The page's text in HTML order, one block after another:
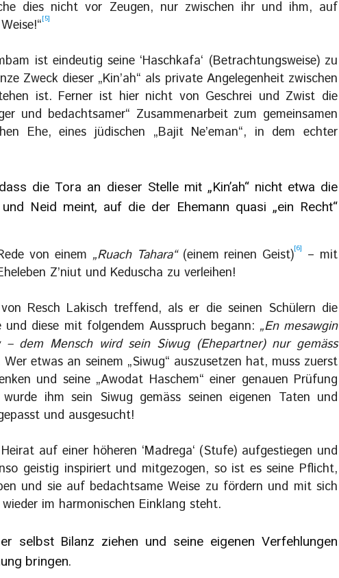
dies nicht vor Zeugen, nur zwischen ihr und ihm, auf
[5]
ist eindeutig seine ‘Haschkafa‘ (Betrachtungsweise) zu
Zweck dieser „Kin’ah“ als private Angelegenheit zwischen
ist. Ferner ist hier nicht von Geschrei und Zwist die
und bedachtsamer“ Zusammenarbeit zum gemeinsamen
Ehe, eines jüdischen „Bajit Ne’eman“, in dem echter
die Tora an dieser Stelle mit „Kin’ah“ nicht etwa die
Neid meint, auf die der Ehemann quasi „ein Recht“
von einem „Ruach Tahara“ (einem reinen Geist)[6]
– mit
Z’niut und Keduscha zu verleihen!
Resch Lakisch treffend, als er die seinen Schülern die
und diese mit folgendem Ausspruch begann: „En mesawgin
– dem Mensch wird sein Siwug (Ehepartner) nur gemäss
Wer etwas an seinem „Siwug“ auszusetzen hat, muss zuerst
und seine „Awodat Haschem“ einer genauen Prüfung
wurde ihm sein Siwug gemäss seinen eigenen Taten und
und ausgesucht!
auf einer höheren ‘Madrega‘ (Stufe) aufgestiegen und
geistig inspiriert und mitgezogen, so ist es seine Pflicht,
und sie auf bedachtsame Weise zu fördern und mit sich
im harmonischen Einklang steht.
selbst Bilanz ziehen und seine eigenen Verfehlungen
bringen.